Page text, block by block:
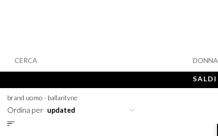
DONNA
CERCA
brand uomo · ballantyne
Ordina per